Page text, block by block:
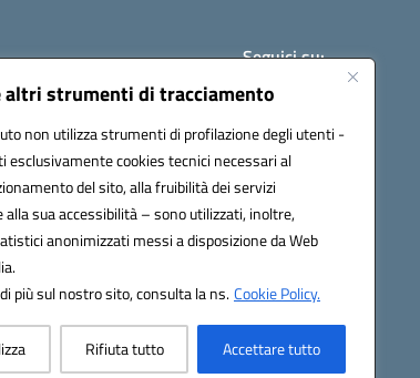
altri strumenti di tracciamento
non utilizza strumenti di profilazione degli utenti -
esclusivamente cookies tecnici necessari al
del sito, alla fruibilità dei servizi
alla sua accessibilità – sono utilizzati, inoltre,
anonimizzati messi a disposizione da Web
più sul nostro sito, consulta la ns.Cookie Policy.
Rifiuta tutto Accettare tutto
Seguici su: